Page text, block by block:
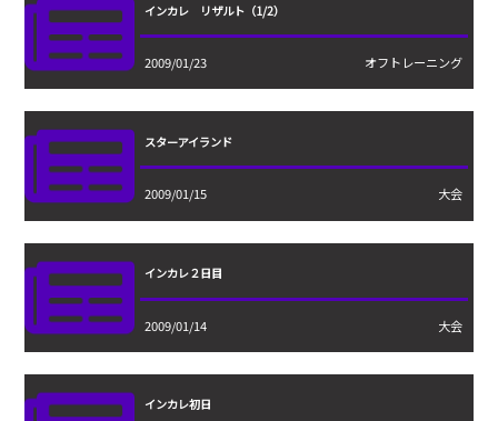
インカレ リザルト（1/2）
2009/01/23 オフトレーニング
スターアイランド
2009/01/15 大会
インカレ２日目
2009/01/14 大会
インカレ初日